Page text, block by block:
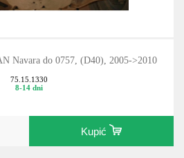
Navara do 0757, (D40), 2005->2010
75.15.1330
8-14 dni
Kupić